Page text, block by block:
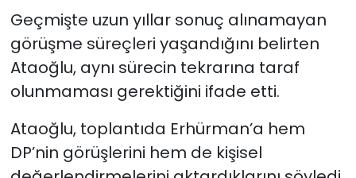
Geçmişte uzun yıllar sonuç alınamayan
görüşme süreçleri yaşandığını belirten
Ataoğlu, aynı sürecin tekrarına taraf
olunmaması gerektiğini ifade etti.
Ataoğlu, toplantıda Erhürman’a hem
DP’nin görüşlerini hem de kişisel